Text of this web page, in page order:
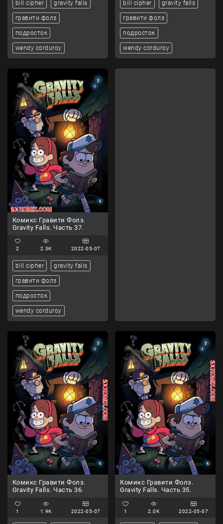
bill cipher gravity falls
гравити фолз
подросток
wendy corduroy
bill cipher gravity falls
гравити фолз
подросток
wendy corduroy
Комикс Гравити Фолз.
Gravity Falls. Часть 37.
2 2.3K 2022-05-07
bill cipher gravity falls
гравити фолз
подросток
wendy corduroy
Комикс Гравити Фолз.
Gravity Falls. Часть 36.
1 1.9K 2022-05-07
Комикс Гравити Фолз.
Gravity Falls. Часть 35.
1 2.0K 2022-05-07